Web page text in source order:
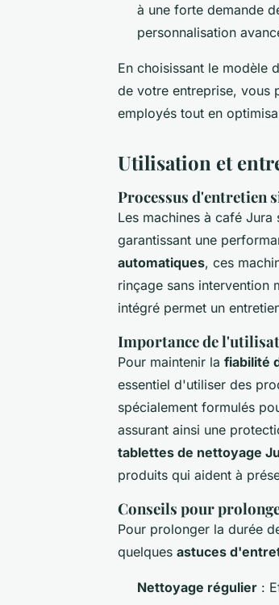
à une forte demande
personnalisation
En choisissant le modèle
de votre entreprise, vous
employés tout en
Utilisation et
Processus d'entretien
Les machines à café
garantissant une
automatiques, ces
rinçage sans intervention
intégré permet un
Importance de
Pour maintenir la fiabilité
essentiel d'utiliser des
spécialement formulés
assurant ainsi une
tablettes de nettoyage
produits qui aident à
Conseils pour
Pour prolonger la durée
quelques astuces
Nettoyage régulier :